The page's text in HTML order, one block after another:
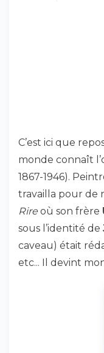
C’est ici que
monde connaît
1867-1946).
travailla pour de
Rire où son frère
sous l’identité de
caveau) était
etc... Il devint